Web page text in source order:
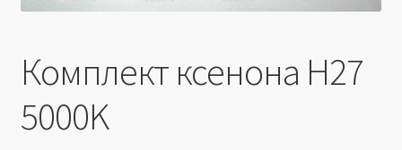
Комплект ксенона H27
5000K